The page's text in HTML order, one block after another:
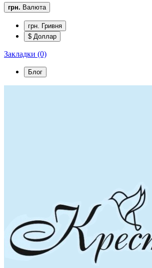
грн. Валюта
грн. Гривня
$ Доллар
Закладки (0)
Блог